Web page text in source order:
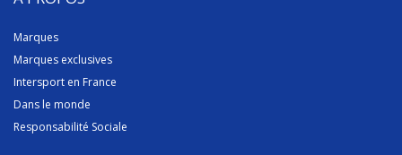
Marques
Marques exclusives
Intersport en France
Dans le monde
Responsabilité Sociale